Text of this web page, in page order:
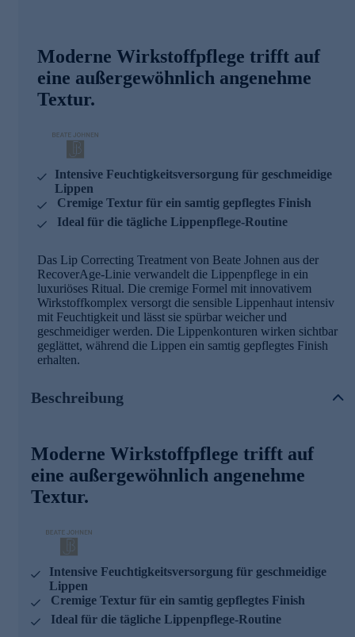
Moderne Wirkstoffpflege trifft auf
eine außergewöhnlich angenehme
Textur.
Intensive Feuchtigkeitsversorgung für geschmeidige
Lippen
Cremige Textur für ein samtig gepflegtes Finish
Ideal für die tägliche Lippenpflege-Routine
Das Lip Correcting Treatment von Beate Johnen aus der
RecoverAge-Linie verwandelt die Lippenpflege in ein
luxuriöses Ritual. Die cremige Formel mit innovativem
Wirkstoffkomplex versorgt die sensible Lippenhaut intensiv
mit Feuchtigkeit und lässt sie spürbar weicher und
geschmeidiger werden. Die Lippenkonturen wirken sichtbar
geglättet, während die Lippen ein samtig gepflegtes Finish
erhalten.
Beschreibung
Moderne Wirkstoffpflege trifft auf
eine außergewöhnlich angenehme
Textur.
Intensive Feuchtigkeitsversorgung für geschmeidige
Lippen
Cremige Textur für ein samtig gepflegtes Finish
Ideal für die tägliche Lippenpflege-Routine